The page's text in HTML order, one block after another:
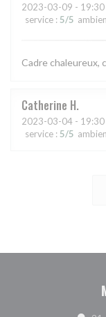
2023-03-09 - 19:30
service : 5/5
Cadre chaleureux,
Catherine H
2023-03-04 - 19:30
service : 5/5